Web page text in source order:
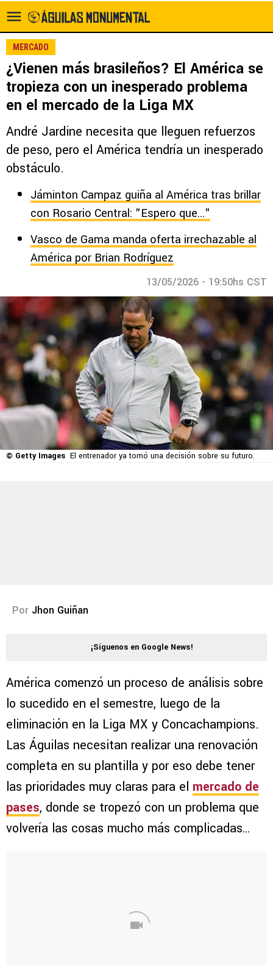
MERCADO
¿Vienen más brasileños? El América se
tropieza con un inesperado problema
en el mercado de la Liga MX
André Jardine necesita que lleguen refuerzos
de peso, pero el América tendría un inesperado
obstáculo.
Jáminton Campaz guiña al América tras brillar
con Rosario Central: "Espero que..."
Vasco de Gama manda oferta irrechazable al
América por Brian Rodríguez
13/05/2026 - 19:50hs CST
© Getty Images El entrenador ya tomó una decisión sobre su futuro.
Por Jhon Guiñan
¡Síguenos en Google News!
América comenzó un proceso de análisis sobre
lo sucedido en el semestre, luego de la
eliminación en la Liga MX y Concachampions.
Las Águilas necesitan realizar una renovación
completa en su plantilla y por eso debe tener
las prioridades muy claras para el mercado de
pases, donde se tropezó con un problema que
volvería las cosas mucho más complicadas…